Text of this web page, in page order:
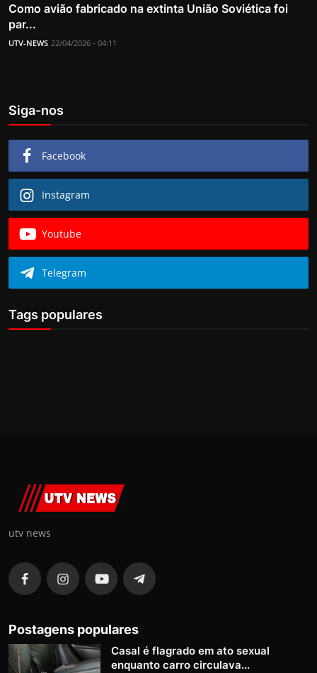
Como avião fabricado na extinta União Soviética foi
par...
UTV-NEWS 22/04/2026 - 04:11
Siga-nos
Facebook
Instagram
Youtube
Telegram
Tags populares
utv news
Postagens populares
Casal é flagrado em ato sexual
enquanto carro circulava...